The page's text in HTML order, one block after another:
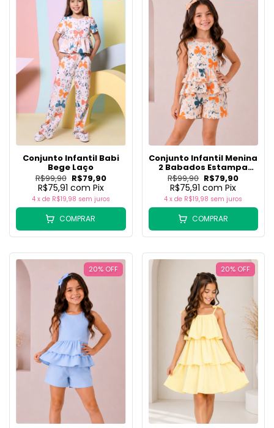
Conjunto Infantil Babi
Bege Laço
R$99,90 R$79,90
R$75,91 com Pix
4 x de R$19,98 sem juros
COMPRAR
Conjunto Infantil Menina
2 Babados Estampa
Laços (Short + Batinha)
R$99,90 R$79,90
R$75,91com Pix
4 x de R$19,98 sem juros
COMPRAR
20% OFF 20% OFF